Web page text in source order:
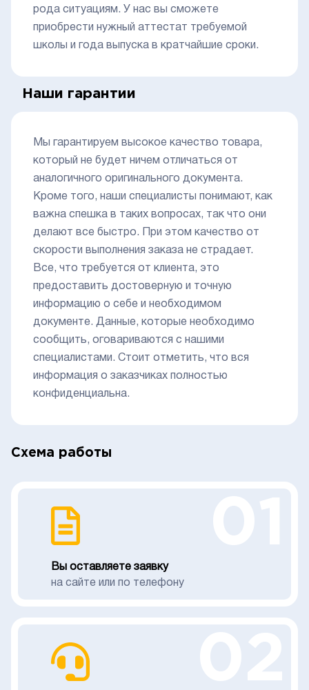
рода ситуациям. У нас вы сможете
приобрести нужный аттестат требуемой
школы и года выпуска в кратчайшие сроки.
Наши гарантии
Мы гарантируем высокое качество товара,
который не будет ничем отличаться от
аналогичного оригинального документа.
Кроме того, наши специалисты понимают, как
важна спешка в таких вопросах, так что они
делают все быстро. При этом качество от
скорости выполнения заказа не страдает.
Все, что требуется от клиента, это
предоставить достоверную и точную
информацию о себе и необходимом
документе. Данные, которые необходимо
сообщить, оговариваются с нашими
специалистами. Стоит отметить, что вся
информация о заказчиках полностью
конфиденциальна.
Схема работы
Вы оставляете заявку
на сайте или по телефону